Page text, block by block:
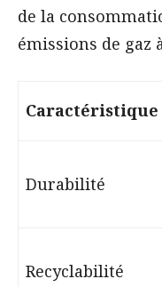
de la
émissions de gaz
Caractéristique
Durabilité
Recyclabilité